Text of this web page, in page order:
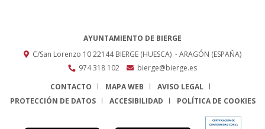
AYUNTAMIENTO DE BIERGE
C/San Lorenzo 1022144 BIERGE (HUESCA) - ARAGÓN (ESPAÑA)
974 318 102
bierge@bierge.es
CONTACTO
MAPA WEB
AVISO LEGAL
PROTECCIÓN DE DATOS
ACCESIBILIDAD POLÍTICA DE COOKIES